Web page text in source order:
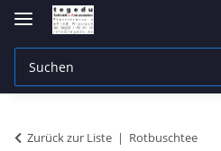
Zurück zur Liste Rotbuschtee